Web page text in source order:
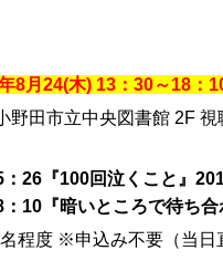
8月24(木) 13：30～18：
田市立中央図書館 2F 視
：26『100回泣く
暗いところで待ち合わ
程度 ※申込み不要（当日